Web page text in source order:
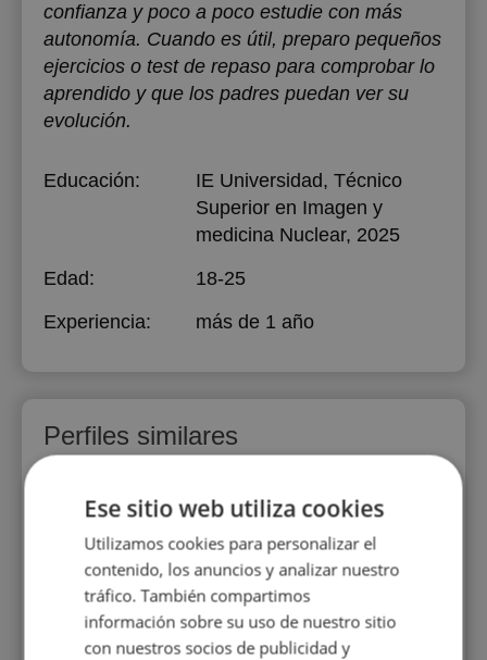
confianza y poco a poco estudie con más
autonomía. Cuando es útil, preparo pequeños
ejercicios o test de repaso para comprobar lo
aprendido y que los padres puedan ver su
evolución.
Educación: IE Universidad, Técnico
Superior en Imagen y
medicina Nuclear, 2025
Edad:
18-25
Experiencia:
más de 1 año
Perfiles similares
Alicia Cuesta
Ese sitio web utiliza cookies
Utilizamos cookies para personalizar el
contenido, los anuncios y analizar nuestro
tráfico. También compartimos
información sobre su uso de nuestro sitio
con nuestros socios de publicidad y